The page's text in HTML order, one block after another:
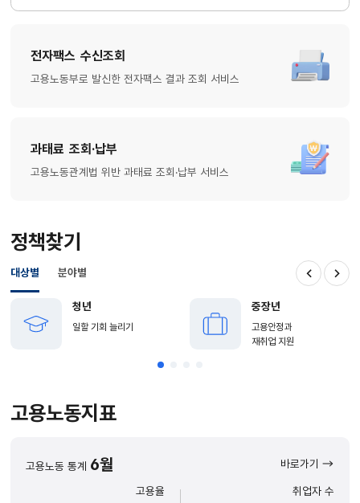
전자팩스 수신조회
고용노동부로 발신한 전자팩스 결과 조회 서비스
과태료 조회·납부
고용노동관계법 위반 과태료 조회·납부 서비스
정책찾기
대상별
청년
일할 기회 늘리기
중장년
고용안정과
재취업 지원
분야별
고용노동지표
고용노동 통계 6월
고용율 취업자 수
바로가기